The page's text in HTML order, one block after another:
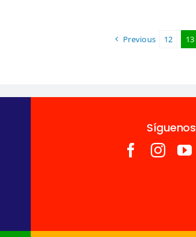
Previous 12 13
Síguenos